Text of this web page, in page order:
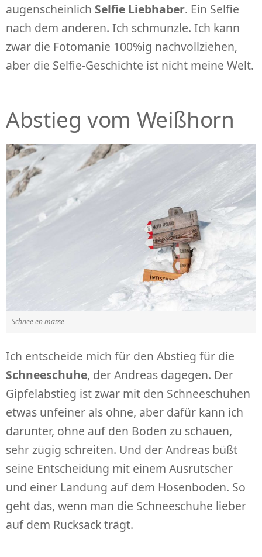
augenscheinlich Selfie Liebhaber. Ein Selfie
nach dem anderen. Ich schmunzle. Ich kann
zwar die Fotomanie 100%ig nachvollziehen,
aber die Selfie-Geschichte ist nicht meine Welt.
Abstieg vom Weißhorn
Schnee en masse
Ich entscheide mich für den Abstieg für die
Schneeschuhe, der Andreas dagegen. Der
Gipfelabstieg ist zwar mit den Schneeschuhen
etwas unfeiner als ohne, aber dafür kann ich
darunter, ohne auf den Boden zu schauen,
sehr zügig schreiten. Und der Andreas büßt
seine Entscheidung mit einem Ausrutscher
und einer Landung auf dem Hosenboden. So
geht das, wenn man die Schneeschuhe lieber
auf dem Rucksack trägt.